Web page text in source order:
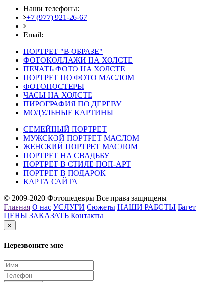
Наши телефоны:
+7 (977) 921-26-67
Email:
ПОРТРЕТ "В ОБРАЗЕ"
ФОТОКОЛЛАЖИ НА ХОЛСТЕ
ПЕЧАТЬ ФОТО НА ХОЛСТЕ
ПОРТРЕТ ПО ФОТО МАСЛОМ
ФОТОПОСТЕРЫ
ЧАСЫ НА ХОЛСТЕ
ПИРОГРАФИЯ ПО ДЕРЕВУ
МОДУЛЬНЫЕ КАРТИНЫ
СЕМЕЙНЫЙ ПОРТРЕТ
МУЖСКОЙ ПОРТРЕТ МАСЛОМ
ЖЕНСКИЙ ПОРТРЕТ МАСЛОМ
ПОРТРЕТ НА СВАДЬБУ
ПОРТРЕТ В СТИЛЕ ПОП-АРТ
ПОРТРЕТ В ПОДАРОК
КАРТА САЙТА
© 2009-2020 Фотошедевры Все права защищены
Главная О нас УСЛУГИ Сюжеты НАШИ РАБОТЫ Багет
ЦЕНЫ ЗАКАЗАТЬ Контакты
×
Перезвоните мне